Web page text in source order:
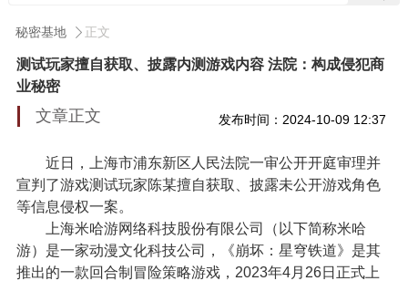
秘密基地 正文
测试玩家擅自获取、披露内测游戏内容 法院：构成侵犯商
业秘密
文章正文 发布时间：2024-10-09 12:37
近日，上海市浦东新区人民法院一审公开开庭审理并
宣判了游戏测试玩家陈某擅自获取、披露未公开游戏角色
等信息侵权一案。
上海米哈游网络科技股份有限公司（以下简称米哈
游）是一家动漫文化科技公司，《崩坏：星穹铁道》是其
推出的一款回合制冒险策略游戏，2023年4月26日正式上